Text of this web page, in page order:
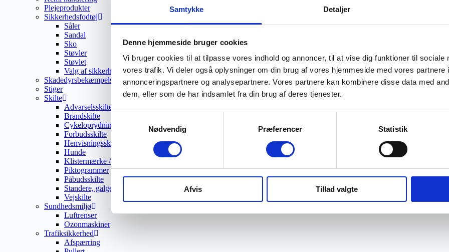
Samtykke Detaljer
Denne hjemmeside bruger cookies
Vi bruger cookies til at tilpasse vores indhold og annoncer, til at vise dig funktioner til sociale
vores trafik. Vi deler også oplysninger om din brug af vores hjemmeside med vores partnere
annonceringspartnere og analysepartnere. Vores partnere kan kombinere disse data med
dem, eller som de har indsamlet fra din brug af deres tjenester.
Nødvendig
Præferencer Statistik
Afvis Tillad valgte
Plejeprodukter
Sikkerhedsfodtøj
Såler
Sandal
Sko
Støvler
Støvlet
Valg af sikkerhedssko
Skadedyrsbekæmpelse
Stiger
Skilte
Advarselsskilte
Brandskilte
Cykeloprydning
Forbudsskilte
Henvisningsskilte
Hunde
Klistermærke / Markat
Piktogrammer
Påbudsskilte
Standere, galger og beslag
Vejskilte
Sundhedsmiljø
Luftrenser
Ozonmaskiner
Trafiksikkerhed
Afspærring